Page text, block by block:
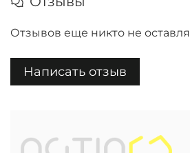
Отзывов еще никто не
Написать отзыв